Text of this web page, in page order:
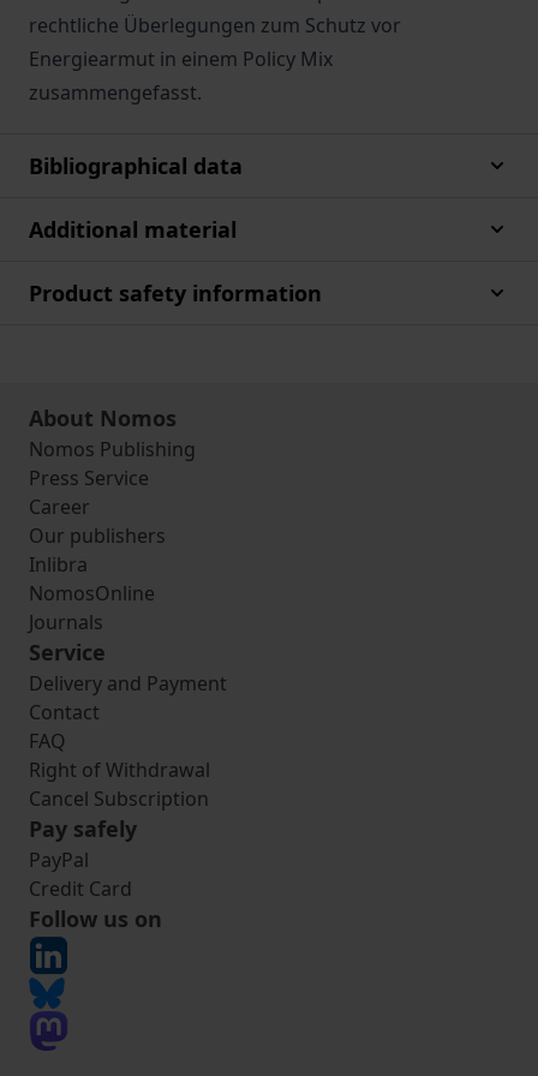
rechtliche Überlegungen zum Schutz vor
Energiearmut in einem Policy Mix
zusammengefasst.
Bibliographical data
Additional material
Product safety information
About Nomos
Nomos Publishing
Press Service
Career
Our publishers
Inlibra
NomosOnline
Journals
Service
Delivery and Payment
Contact
FAQ
Right of Withdrawal
Cancel Subscription
Pay safely
PayPal
Credit Card
Follow us on